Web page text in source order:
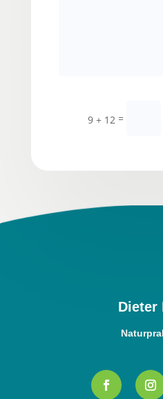
9 + 12 =
Dieter